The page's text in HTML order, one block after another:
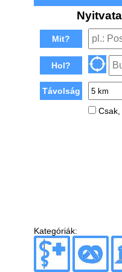
Mit?
Hol?
Távolság
Csak,
Kategóriák: